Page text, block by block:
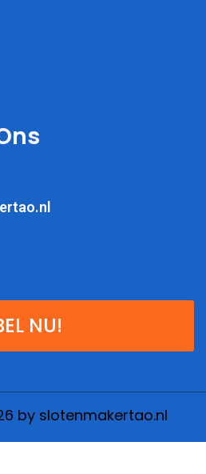
NU!
by slotenmakertao.nl